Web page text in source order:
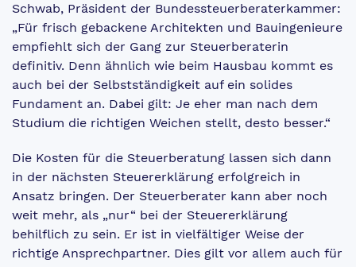
Schwab, Präsident der Bundessteuerberaterkammer:
„Für frisch gebackene Architekten und Bauingenieure
empfiehlt sich der Gang zur Steuerberaterin
definitiv. Denn ähnlich wie beim Hausbau kommt es
auch bei der Selbstständigkeit auf ein solides
Fundament an. Dabei gilt: Je eher man nach dem
Studium die richtigen Weichen stellt, desto besser.“
Die Kosten für die Steuerberatung lassen sich dann
in der nächsten Steuererklärung erfolgreich in
Ansatz bringen. Der Steuerberater kann aber noch
weit mehr, als „nur“ bei der Steuererklärung
behilflich zu sein. Er ist in vielfältiger Weise der
richtige Ansprechpartner. Dies gilt vor allem auch für